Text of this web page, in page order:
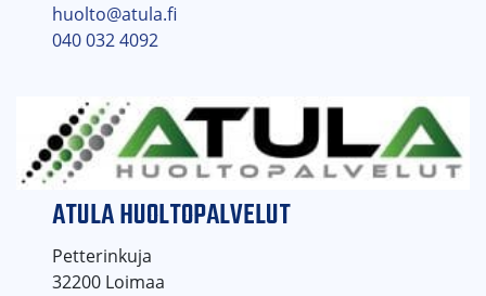
huolto@atula.fi
040 032 4092
ATULA HUOLTOPALVELUT
Petterinkuja
32200 Loimaa